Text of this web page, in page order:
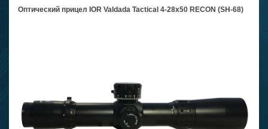
Оптический прицел IOR Valdada Tactical 4-28x50 RECON (SH-68)